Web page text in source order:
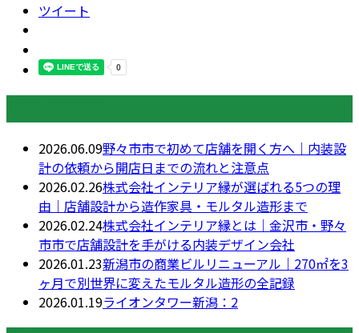
ツイート
2026.06.09野々市市で初めて店舗を開く方へ｜内装設
計の依頼から開店日までの流れと注意点
2026.02.26株式会社インテリア縁が選ばれる5つの理
由｜店舗設計から造作家具・モルタル造形まで
2026.02.24株式会社インテリア縁とは｜金沢市・野々
市市で店舗設計を手がける内装デザイン会社
2026.01.23新潟市の商業ビルリニューアル｜270㎡を3
ヶ月で別世界に変えたモルタル造形の全記録
2026.01.19ライオンタワー新潟：2